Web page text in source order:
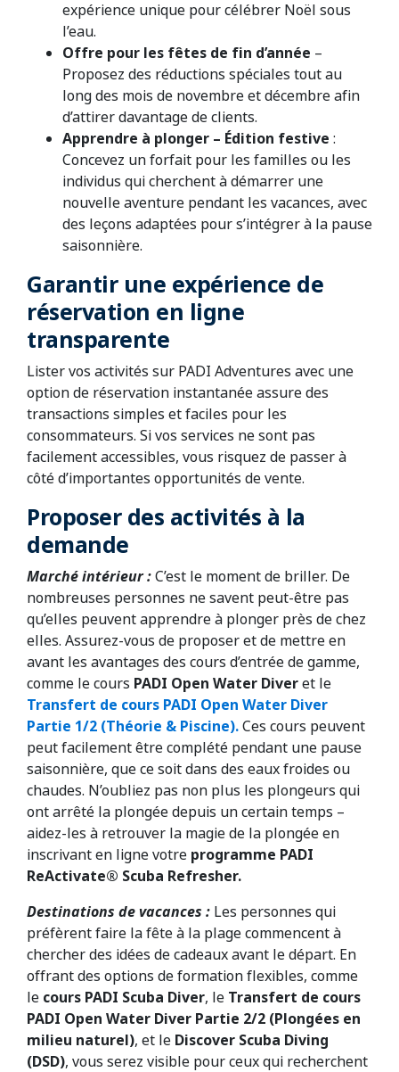
expérience unique pour célébrer Noël sous
l’eau.
Offre pour les fêtes de fin d’année –
Proposez des réductions spéciales tout au
long des mois de novembre et décembre afin
d’attirer davantage de clients.
Apprendre à plonger – Édition festive :
Concevez un forfait pour les familles ou les
individus qui cherchent à démarrer une
nouvelle aventure pendant les vacances, avec
des leçons adaptées pour s’intégrer à la pause
saisonnière.
Garantir une expérience de
réservation en ligne
transparente
Lister vos activités sur PADI Adventures avec une
option de réservation instantanée assure des
transactions simples et faciles pour les
consommateurs. Si vos services ne sont pas
facilement accessibles, vous risquez de passer à
côté d’importantes opportunités de vente.
Proposer des activités à la
demande
Marché intérieur :C’est le moment de briller. De
nombreuses personnes ne savent peut-être pas
qu’elles peuvent apprendre à plonger près de chez
elles. Assurez-vous de proposer et de mettre en
avant les avantages des cours d’entrée de gamme,
comme le cours PADI Open Water Diveret le
Transfert de cours PADI Open Water Diver
Partie 1/2 (Théorie & Piscine).Ces cours peuvent
peut facilement être complété pendant une pause
saisonnière, que ce soit dans des eaux froides ou
chaudes. N’oubliez pas non plus les plongeurs qui
ont arrêté la plongée depuis un certain temps –
aidez-les à retrouver la magie de la plongée en
inscrivant en ligne votre programme PADI
ReActivate® Scuba Refresher.
Destinations de vacances : Les personnes qui
préfèrent faire la fête à la plage commencent à
chercher des idées de cadeaux avant le départ. En
offrant des options de formation flexibles, comme
le cours PADI Scuba Diver, le Transfert de cours
PADI Open Water Diver Partie 2/2 (Plongées en
milieu naturel), et le Discover Scuba Diving
(DSD), vous serez visible pour ceux qui recherchent